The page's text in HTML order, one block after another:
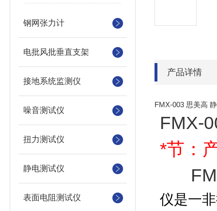
钢网张力计
电批风批垂直支架
接地系统监测仪
噪音测试仪
扭力测试仪
静电测试仪
表面电阻测试仪
产品详情
FMX-003 思美高
FMX-
*节：
仪是一